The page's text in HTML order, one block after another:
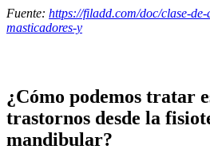
Fuente: https://filadd.com/doc/clase-
masticadores-y
¿Cómo podemos tratar
trastornos desde la
mandibular?